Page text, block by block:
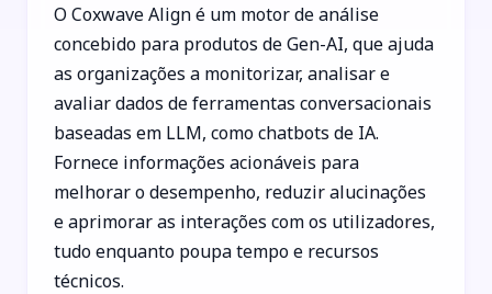
O Coxwave Align é um motor de análise
concebido para produtos de Gen-AI, que ajuda
as organizações a monitorizar, analisar e
avaliar dados de ferramentas conversacionais
baseadas em LLM, como chatbots de IA.
Fornece informações acionáveis para
melhorar o desempenho, reduzir alucinações
e aprimorar as interações com os utilizadores,
tudo enquanto poupa tempo e recursos
técnicos.